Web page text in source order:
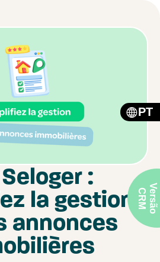
PT
V
er
s
ã
o
CR
M
:
la gestion
annonces